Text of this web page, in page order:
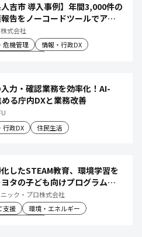
人吉市 導入事例】年間3,000件の
告をノーコードツールでアプ
50時間の庁内作業を削減
式会社
危機管理
情報・行政DX
力・確認業務を効率化！AI-
める庁内DXと業務改善
行政DX
住民生活
したSTEAM教育、環境学習を
タの子ども向けプログラムで
について楽しく学べる体験機
ック・プロ株式会社
支援
環境・エネルギー